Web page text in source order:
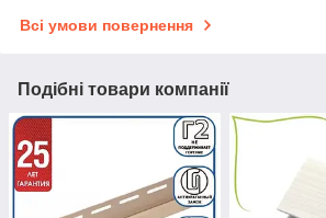
Всі умови повернення
Подібні товари компанії